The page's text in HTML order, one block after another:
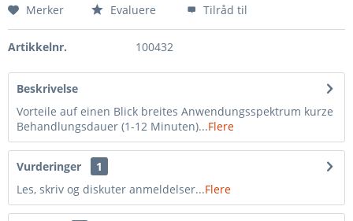
Merker Evaluere Tilråd til
Artikkelnr. 100432
Beskrivelse
Vorteile auf einen Blick breites Anwendungsspektrum kurze
Behandlungsdauer (1-12 Minuten)...Flere
Vurderinger
1
Les, skriv og diskuter anmeldelser...Flere